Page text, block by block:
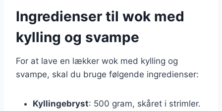
Ingredienser til wok med
kylling og svampe
For at lave en lækker wok med kylling og
svampe, skal du bruge følgende ingredienser:
Kyllingebryst: 500 gram, skåret i strimler.